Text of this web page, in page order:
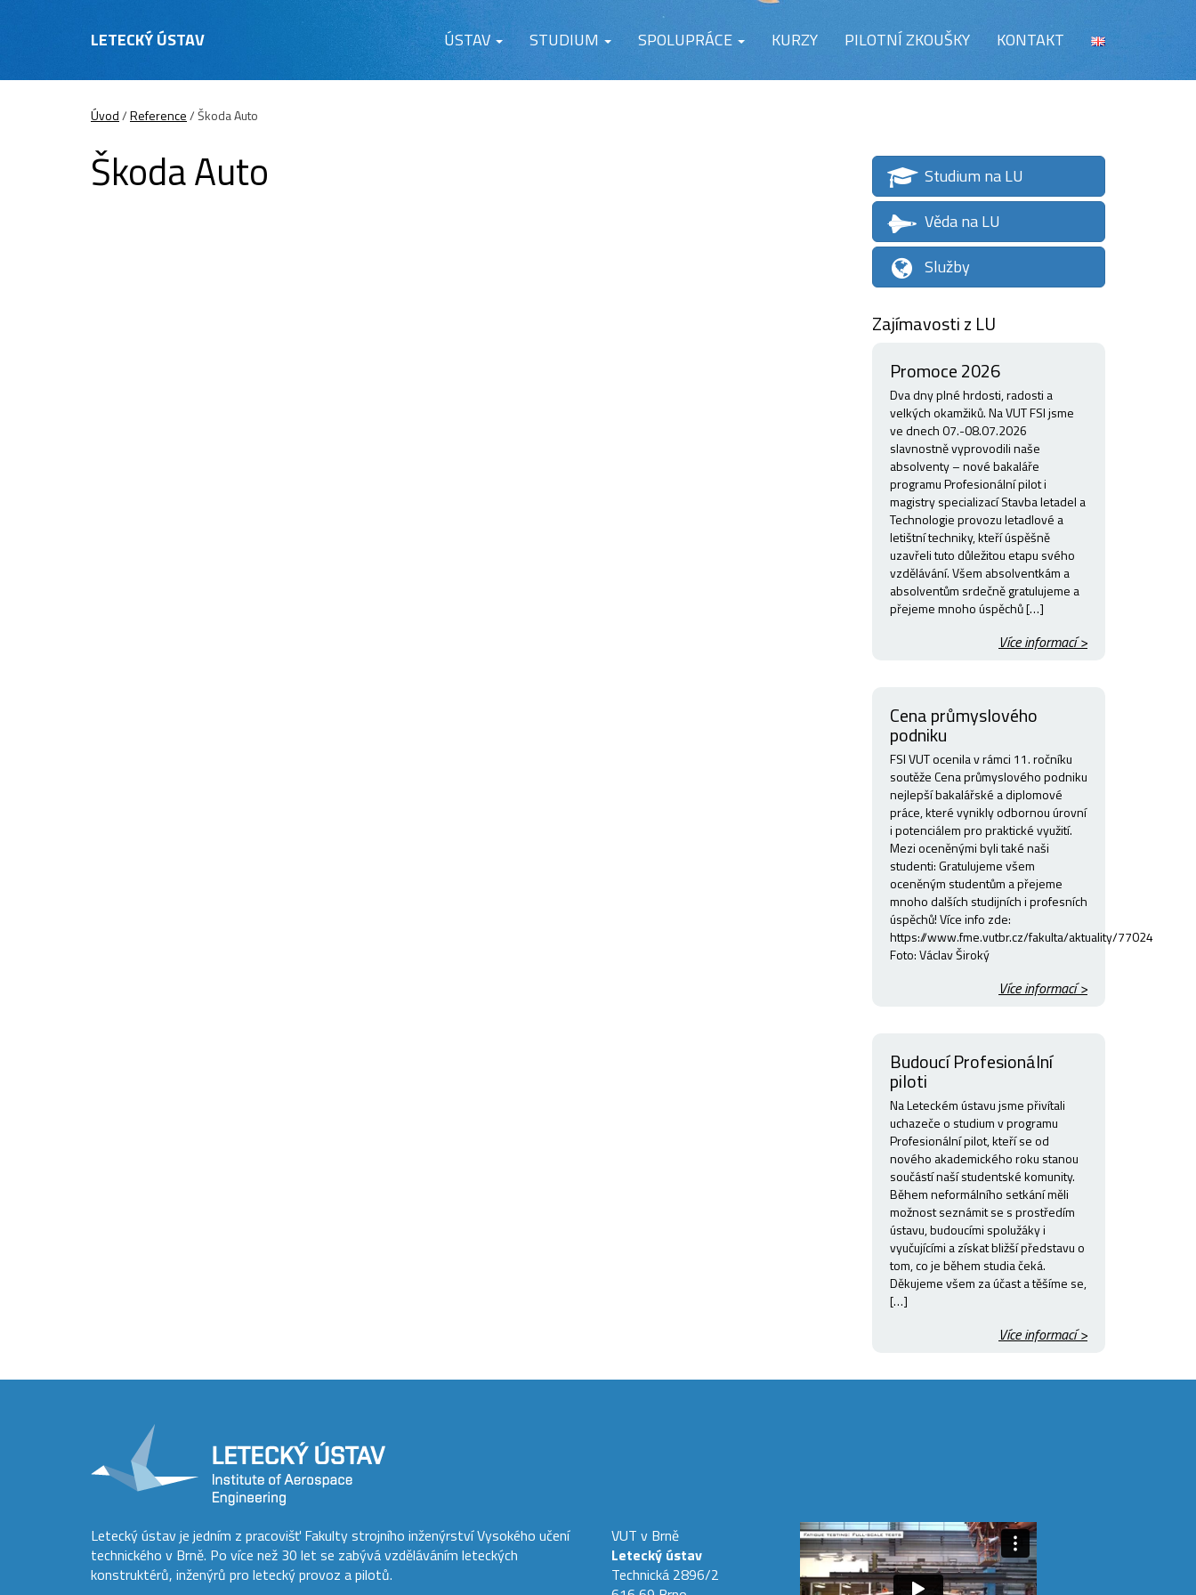
LETECKÝ ÚSTAV ÚSTAV STUDIUM SPOLUPRÁCE KURZY PILOTNÍ ZKOUŠKY KONTAKT
Úvod/Reference/Škoda Auto
Škoda Auto
Studium na LU
Věda na LU
Služby
Zajímavosti z LU
Promoce 2026
Dva dny plné hrdosti, radosti a
velkých okamžiků. Na VUT FSI jsme
ve dnech 07.-08.07.2026
slavnostně vyprovodili naše
absolventy – nové bakaláře
programu Profesionální pilot i
magistry specializací Stavba letadel a
Technologie provozu letadlové a
letištní techniky, kteří úspěšně
uzavřeli tuto důležitou etapu svého
vzdělávání. Všem absolventkám a
absolventům srdečně gratulujeme a
přejeme mnoho úspěchů […]
Více informací >
Cena průmyslového
podniku
FSI VUT ocenila v rámci 11. ročníku
soutěže Cena průmyslového podniku
nejlepší bakalářské a diplomové
práce, které vynikly odbornou úrovní
i potenciálem pro praktické využití.
Mezi oceněnými byli také naši
studenti: Gratulujeme všem
oceněným studentům a přejeme
mnoho dalších studijních i profesních
úspěchů! Více info zde:
https://www.fme.vutbr.cz/fakulta/aktuality/77024
Foto: Václav Široký
Více informací >
Budoucí Profesionální
piloti
Na Leteckém ústavu jsme přivítali
uchazeče o studium v programu
Profesionální pilot, kteří se od
nového akademického roku stanou
součástí naší studentské komunity.
Během neformálního setkání měli
možnost seznámit se s prostředím
ústavu, budoucími spolužáky i
vyučujícími a získat bližší představu o
tom, co je během studia čeká.
Děkujeme všem za účast a těšíme se,
[…]
Více informací >
Letecký ústav je jedním z pracovišť Fakulty strojního inženýrství Vysokého učení
technického v Brně. Po více než 30 let se zabývá vzděláváním leteckých
konstruktérů, inženýrů pro letecký provoz a pilotů.
VUT v Brně
Letecký ústav
Technická 2896/2